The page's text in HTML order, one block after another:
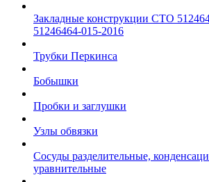
Закладные конструкции СТО
51246464-015-2016
Трубки Перкинса
Бобышки
Пробки и заглушки
Узлы обвязки
Сосуды разделительные,
уравнительные